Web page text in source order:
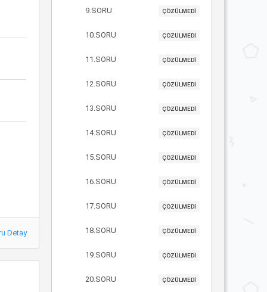
Detay
9.SORU ÇÖZÜLMEDİ
10.SORU ÇÖZÜLMEDİ
11.SORU ÇÖZÜLMEDİ
12.SORU ÇÖZÜLMEDİ
13.SORU ÇÖZÜLMEDİ
14.SORU ÇÖZÜLMEDİ
15.SORU ÇÖZÜLMEDİ
16.SORU ÇÖZÜLMEDİ
17.SORU ÇÖZÜLMEDİ
18.SORU ÇÖZÜLMEDİ
19.SORU ÇÖZÜLMEDİ
20.SORU ÇÖZÜLMEDİ